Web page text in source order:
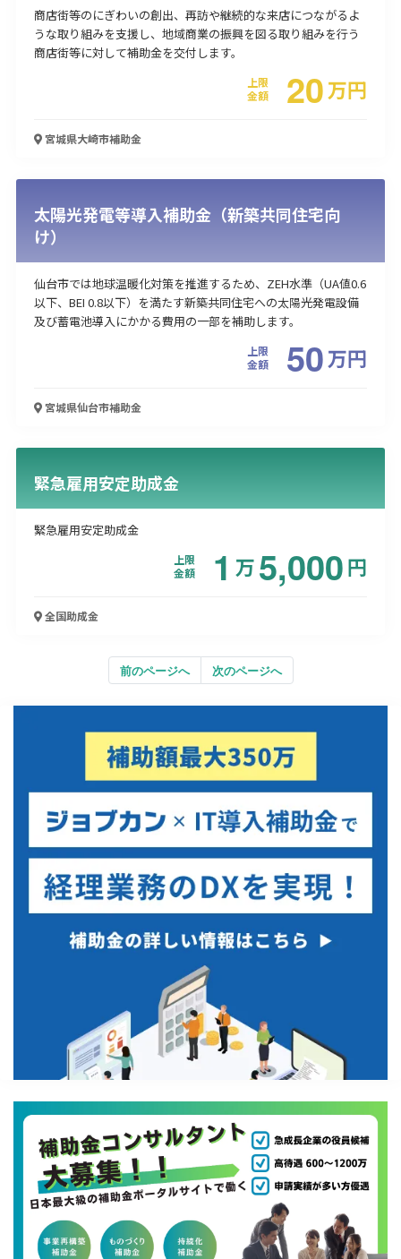
商店街等のにぎわいの創出、再訪や継続的な来店につながるよ
うな取り組みを支援し、地域商業の振興を図る取り組みを行う
商店街等に対して補助金を交付します。
上限
金額
20万円
宮城県大崎市補助金
太陽光発電等導入補助金（新築共同住宅向
け）
仙台市では地球温暖化対策を推進するため、ZEH水準（UA値0.6
以下、BEI 0.8以下）を満たす新築共同住宅への太陽光発電設備
及び蓄電池導入にかかる費用の一部を補助します。
上限
金額
50万円
宮城県仙台市補助金
緊急雇用安定助成金
緊急雇用安定助成金
上限
金額
1 万5,000円
全国助成金
前のページへ 次のページへ